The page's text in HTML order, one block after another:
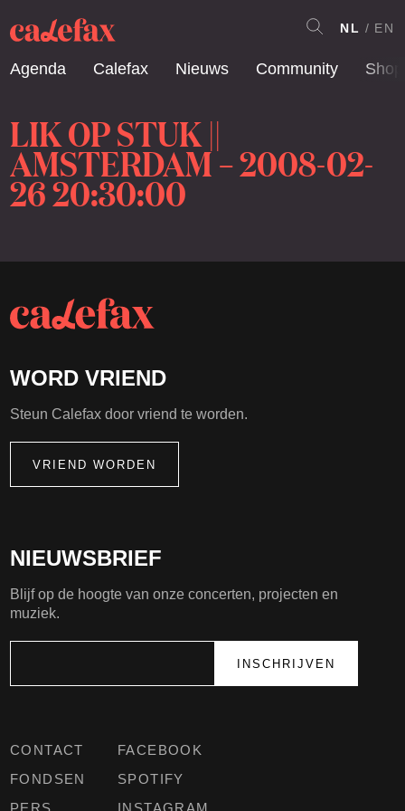
Agenda Calefax Nieuws Community Shop
NL EN
LIK OP STUK ||
AMSTERDAM – 2008-02-
26 20:30:00
CONTACT
FONDSEN
PERS
FACEBOOK
SPOTIFY
INSTAGRAM
NIEUWSBRIEF
Blijf op de hoogte van onze concerten, projecten en
muziek.
WORD VRIEND
Steun Calefax door vriend te worden.
VRIEND WORDEN